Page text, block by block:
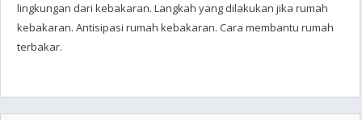
lingkungan dari kebakaran. Langkah yang dilakukan jika rumah
kebakaran. Antisipasi rumah kebakaran. Cara membantu rumah
terbakar.